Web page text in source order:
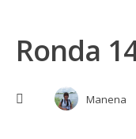
Ronda
Manena